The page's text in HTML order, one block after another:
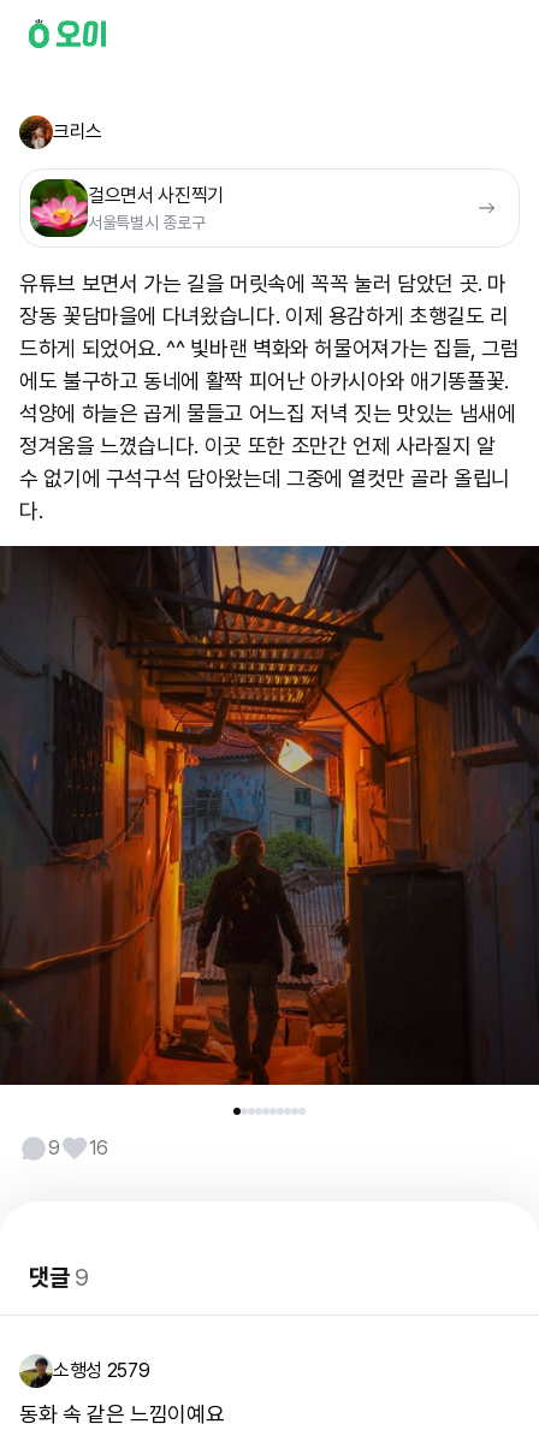
크리스
걸으면서 사진찍기
서울특별시 종로구
유튜브 보면서 가는 길을 머릿속에 꼭꼭 눌러 담았던 곳. 마
장동 꽃담마을에 다녀왔습니다. 이제 용감하게 초행길도 리
드하게 되었어요. ^^ 빛바랜 벽화와 허물어져가는 집들, 그럼
에도 불구하고 동네에 활짝 피어난 아카시아와 애기똥풀꽃.
석양에 하늘은 곱게 물들고 어느집 저녁 짓는 맛있는 냄새에
정겨움을 느꼈습니다. 이곳 또한 조만간 언제 사라질지 알
수 없기에 구석구석 담아왔는데 그중에 열컷만 골라 올립니
다.
9 16
댓글9
소행성 2579
동화 속 같은 느낌이예요